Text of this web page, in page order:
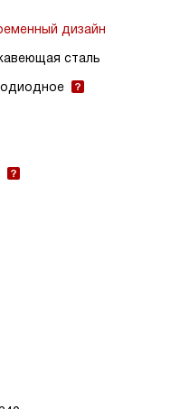
дизайн
сталь